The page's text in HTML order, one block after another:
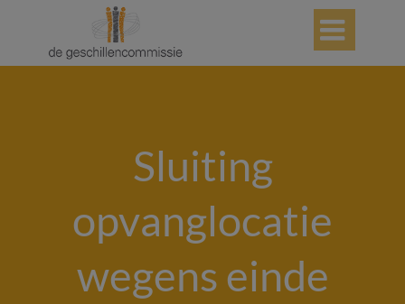

Sluiting
opvanglocatie
wegens einde